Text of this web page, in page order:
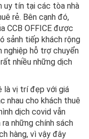
uy tín tại các tòa nhà
rẻ. Bên cạnh đó,
CCB OFFICE được
sảnh tiếp khách rộng
nghiệp hỗ trợ chuyển
nhiều những dịch
là vị trí đẹp với giá
nhau cho khách thuê
dịch covid vẫn
những chính sách
hàng, vì vậy đây